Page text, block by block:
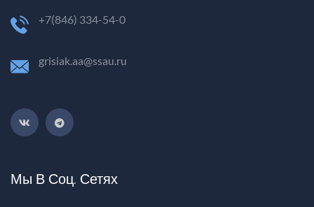
+7(846) 334-54-0
grisiak.aa@ssau.ru
Мы В Соц. Сетях